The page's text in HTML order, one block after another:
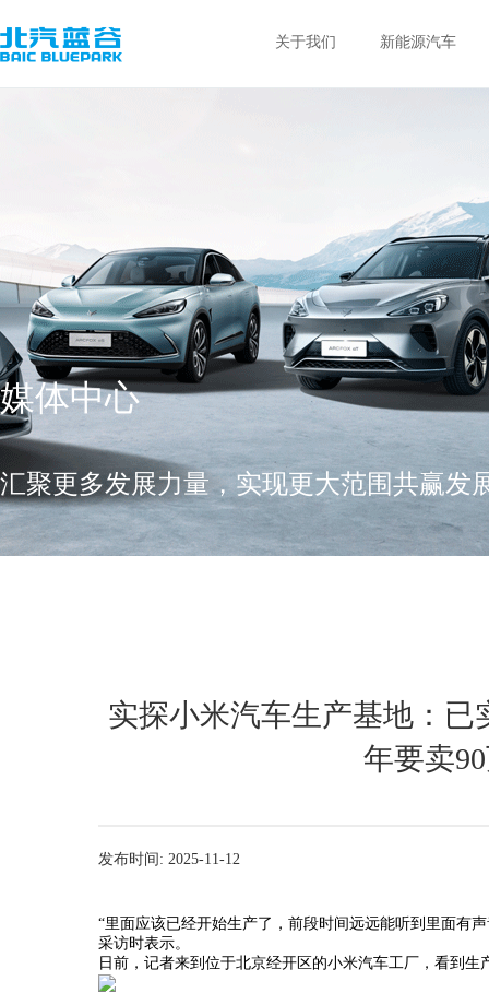
关于我们 新能源汽车
媒体中心
汇聚更多发展力量，实现更大范围共赢发
实探小米汽车生产基地：
年要卖
发布时间: 2025-11-12
“里面应该已经开始生产了，前段时间远远能听到里面有
采访时表示。
日前，记者来到位于北京经开区的小米汽车工厂，看到